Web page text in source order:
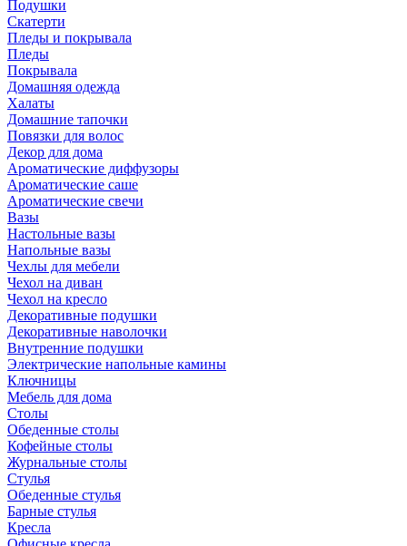
Подушки
Скатерти
Пледы и покрывала
Пледы
Покрывала
Домашняя одежда
Халаты
Домашние тапочки
Повязки для волос
Декор для дома
Ароматические диффузоры
Ароматические саше
Ароматические свечи
Вазы
Настольные вазы
Напольные вазы
Чехлы для мебели
Чехол на диван
Чехол на кресло
Декоративные подушки
Декоративные наволочки
Внутренние подушки
Электрические напольные камины
Ключницы
Мебель для дома
Столы
Обеденные столы
Кофейные столы
Журнальные столы
Стулья
Обеденные стулья
Барные стулья
Кресла